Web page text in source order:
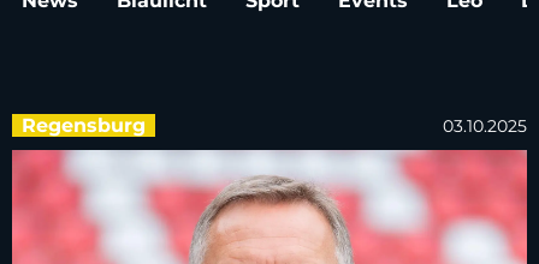
Regensburg 03.10.2025